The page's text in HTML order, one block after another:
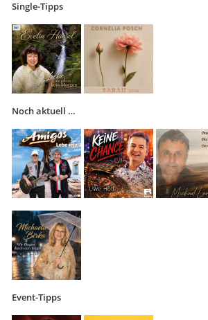
Single-Tipps
Noch aktuell …
Event-Tipps